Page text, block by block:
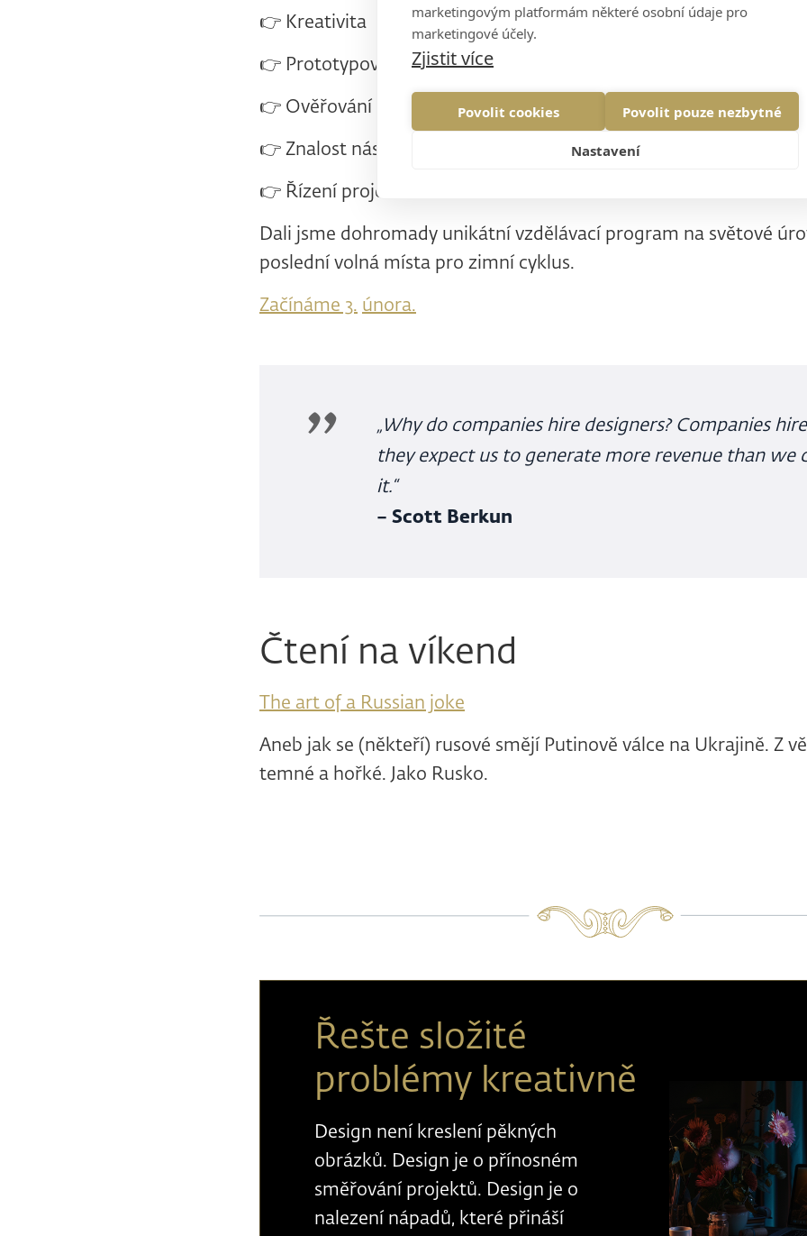
marketingovým platformám některé osobní údaje pro
marketingové účely.
Zjistit více
Povolit cookies Povolit pouze nezbytné
Nastavení
👉 Kreativita
👉 Prototypování
👉 Ověřování nápadů
👉 Znalost nástrojů
👉 Řízení projektů
Dali jsme dohromady unikátní vzdělávací program na světové
poslední volná místa pro zimní cyklus.
Začínáme 3. února.
„Why do companies hire designers? Companies
they expect us to generate more revenue than we
it.“
– Scott Berkun
Čtení na víkend
The art of a Russian joke
Aneb jak se (někteří) rusové smějí Putinově válce na Ukrajině. Z
temné a hořké. Jako Rusko.
Řešte složité
problémy kreativně
Design není kreslení pěkných
obrázků. Design je o přínosném
směřování projektů. Design je o
nalezení nápadů, které přináší